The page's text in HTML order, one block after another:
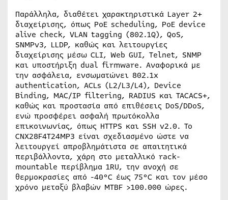
Παράλληλα, διαθέτει χαρακτηριστικά Layer 2+
διαχείρισης, όπως PoE scheduling, PoE device
alive check, VLAN tagging (802.1Q), QoS,
SNMPv3, LLDP, καθώς και λειτουργίες
διαχείρισης μέσω CLI, Web GUI, Telnet, SNMP
και υποστήριξη dual firmware. Αναφορικά με
την ασφάλεια, ενσωματώνει 802.1x
authentication, ACLs (L2/L3/L4), Device
Binding, MAC/IP filtering, RADIUS και TACACS+,
καθώς και προστασία από επιθέσεις DoS/DDoS,
ενώ προσφέρει ασφαλή πρωτόκολλα
επικοινωνίας, όπως HTTPS και SSH v2.0. Το
CNX28F4T24MP3 είναι σχεδιασμένο ώστε να
λειτουργεί απροβλημάτιστα σε απαιτητικά
περιβάλλοντα, χάρη στο μεταλλικό rack-
mountable περίβλημα 1RU, την ανοχή σε
θερμοκρασίες από -40°C έως 75°C και τον μέσο
χρόνο μεταξύ βλαβών MTBF >100.000 ώρες.